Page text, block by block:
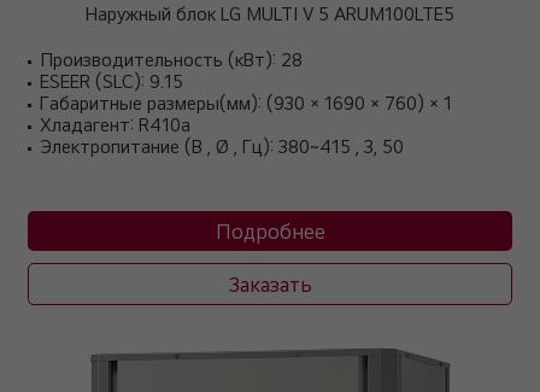
Наружный блок LG MULTI V 5 ARUM100LTE5
Производительность (кВт): 28
ESEER (SLC): 9.15
Габаритные размеры(мм): (930 × 1690 × 760) × 1
Хладагент: R410a
Электропитание (В , Ø , Гц): 380~415 , 3, 50
Подробнее
Заказать